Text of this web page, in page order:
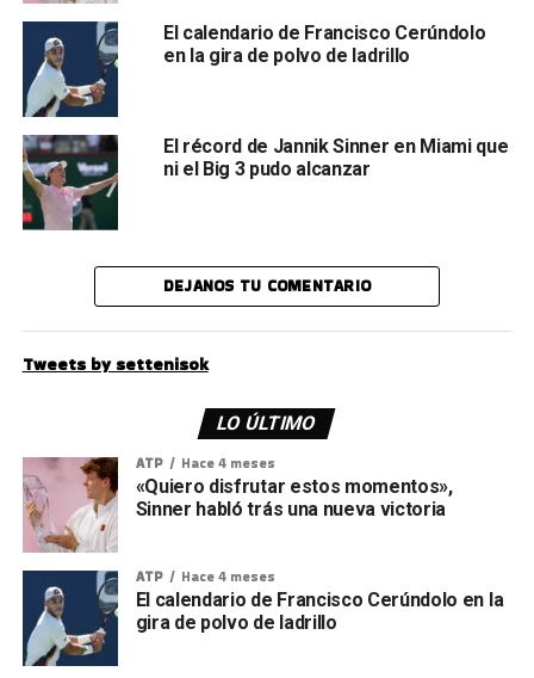
El calendario de Francisco Cerúndolo
en la gira de polvo de ladrillo
El récord de Jannik Sinner en Miami que
ni el Big 3 pudo alcanzar
DEJANOS TU COMENTARIO
Tweets by settenisok
LO ÚLTIMO
ATP Hace 4 meses
«Quiero disfrutar estos momentos»,
Sinner habló trás una nueva victoria
ATP Hace 4 meses
El calendario de Francisco Cerúndolo en la
gira de polvo de ladrillo